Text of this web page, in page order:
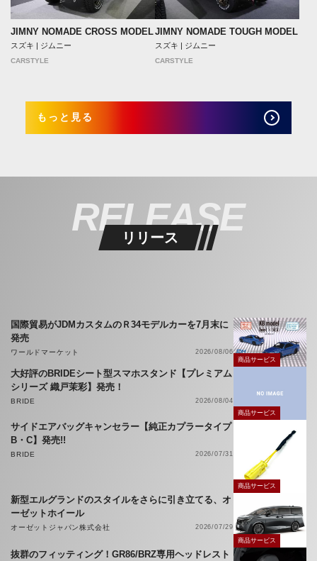
JIMNY NOMADE CROSS MODEL
スズキ | ジムニー
CARSTYLE
JIMNY NOMADE TOUGH MODEL
スズキ | ジムニー
CARSTYLE
もっと見る
RELEASE
リリース
国際貿易がJDMカスタムのＲ34モデルカーを7月末に
発売
ワールドマーケット
2026/08/06
商品サービス
大好評のBRIDEシート型スマホスタンド【プレミアム
シリーズ 織戸茉彩】発売！
BRIDE
2026/08/04
商品サービス
サイドエアバッグキャンセラー【純正カプラータイプ
B・C】発売!!
BRIDE 2026/07/31
商品サービス
新型エルグランドのスタイルをさらに引き立てる、オ
ーゼットホイール
オーゼットジャパン株式会社
2026/07/29
商品サービス
抜群のフィッティング！GR86/BRZ専用ヘッドレスト